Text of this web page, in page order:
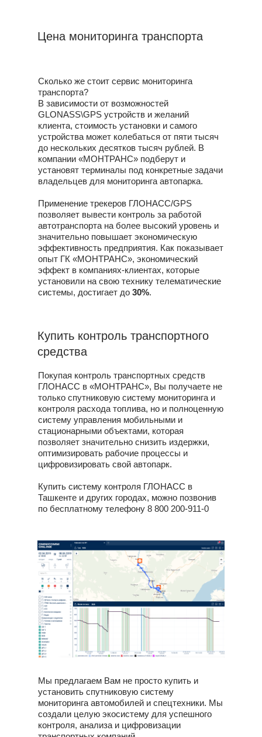
Цена мониторинга транспорта
Сколько же стоит сервис мониторинга
транспорта?
В зависимости от возможностей
GLONASS\GPS устройств и желаний
клиента, стоимость установки и самого
устройства может колебаться от пяти тысяч
до нескольких десятков тысяч рублей. В
компании «МОНТРАНС» подберут и
установят терминалы под конкретные задачи
владельцев для мониторинга автопарка.
Применение трекеров ГЛОНАСС/GPS
позволяет вывести контроль за работой
автотранспорта на более высокий уровень и
значительно повышает экономическую
эффективность предприятия. Как показывает
опыт ГК «МОНТРАНС», экономический
эффект в компаниях-клиентах, которые
установили на свою технику телематические
системы, достигает до 30%.
Покупая контроль транспортных средств
ГЛОНАСС в «МОНТРАНС», Вы получаете не
только спутниковую систему мониторинга и
контроля расхода топлива, но и полноценную
систему управления мобильными и
стационарными объектами, которая
позволяет значительно снизить издержки,
оптимизировать рабочие процессы и
цифровизировать свой автопарк.
Купить систему контроля ГЛОНАСС в
Ташкенте и других городах, можно позвонив
по бесплатному телефону 8 800 200-911-0
Купить контроль транспортного
средства
Мы предлагаем Вам не просто купить и
установить спутниковую систему
мониторинга автомобилей и спецтехники. Мы
создали целую экосистему для успешного
контроля, анализа и цифровизации